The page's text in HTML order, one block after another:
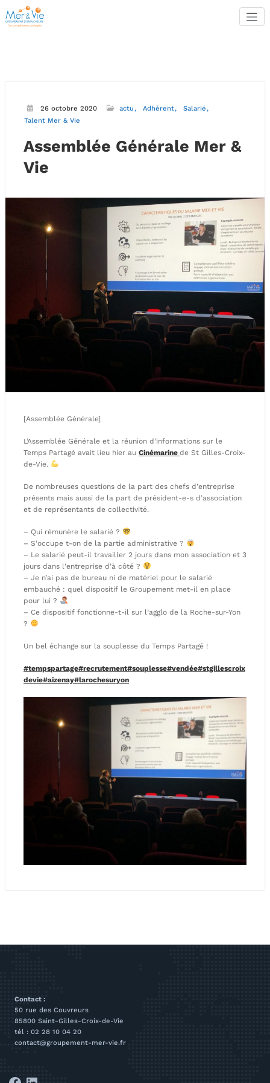
au
contenu
26 octobre 2020 actu Adhérent
Salarié
Talent Mer & Vie
Assemblée Générale Mer &
Vie
[Assemblée Générale]
L’Assemblée Générale et la réunion d’informations sur le
Temps Partagé avait lieu hier au Cinémarine de St Gilles-Croix-
de-Vie.
De nombreuses questions de la part des chefs d’entreprise
présents mais aussi de la part de président-e-s d’association
et de représentants de collectivité.
– Qui rémunère le salarié ?
– S’occupe t-on de la partie administrative ?
– Le salarié peut-il travailler 2 jours dans mon association et 3
jours dans l’entreprise d’à côté ?
– Je n’ai pas de bureau ni de matériel pour le salarié
embauché : quel dispositif le Groupement met-il en place
pour lui ?
– Ce dispositif fonctionne-t-il sur l’agglo de la Roche-sur-Yon
?
Un bel échange sur la souplesse du Temps Partagé !
#tempspartage#recrutement#souplesse#vendée#stgillescroix
devie#aizenay#larochesuryon
Contact :
50 rue des Couvreurs
85800 Saint-Gilles-Croix-de-Vie
tél : 02 28 10 04 20
contact@groupement-mer-vie.fr